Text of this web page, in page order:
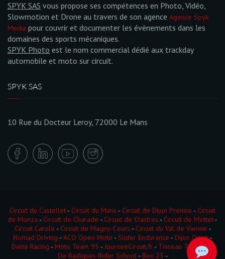
SPYK SAS vous propose ses compétences en Photo, Vidéo,
Slowmotion et Drone au travers de son agence Agence Spyk
Media pour couvrir et documenter les évènements dans les
domaines des sports mécaniques.
SPYK Photo est le nom commercial dédié aux trackday
automobile et moto sur circuit.
SPYK SAS
10 Rue du Docteur Leroy, 72000 Le Mans
Circuit du Castellet - Circuit du Mans - Circuit de Dijon Prenois - Circuit
de Monza - Circuit de Charade - Circuit de Clastres - Circuit de Mettet -
Circuit Carole - Circuit de Magny-Cours - Circuit du Val de Vienne -
Nomad Driving - ACO Open Moto - Slider Endurance - Dijon Open-
Delta Racing - Moto Team 95 - JourneeCircuit.fr - Tinseau Test Day
De Radigues Rider School- Box 23 -